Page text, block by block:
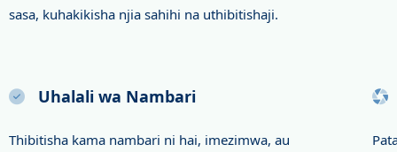
sasa, kuhakikisha njia sahihi na uthibitishaji.
Uhalali wa Nambari
Thibitisha kama nambari ni hai, imezimwa, au